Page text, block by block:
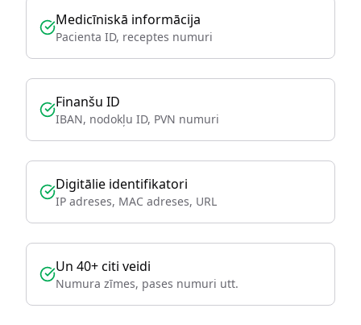
Medicīniskā informācija
Pacienta ID, receptes numuri
Finanšu ID
IBAN, nodokļu ID, PVN numuri
Digitālie identifikatori
IP adreses, MAC adreses, URL
Un 40+ citi veidi
Numura zīmes, pases numuri utt.